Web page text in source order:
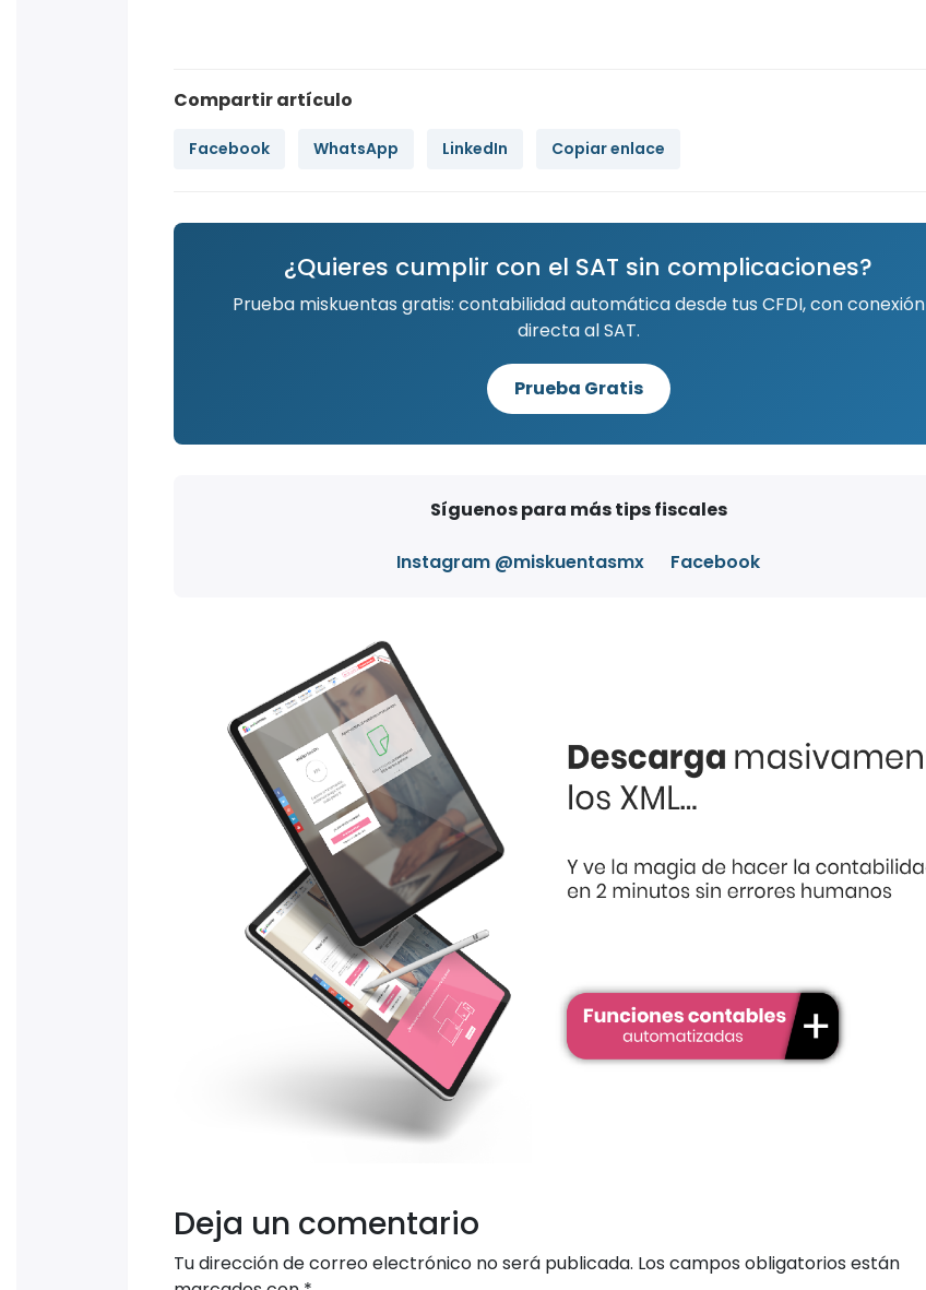
Compartir artículo
Facebook WhatsApp LinkedIn Copiar enlace
¿Quieres cumplir con el SAT sin complicaciones?
Prueba miskuentas gratis: contabilidad automática desde tus CFDI, con conexión
directa al SAT.
Prueba Gratis
Síguenos para más tips fiscales
Instagram @miskuentasmx Facebook
Deja un comentario
Tu dirección de correo electrónico no será publicada. Los campos obligatorios están